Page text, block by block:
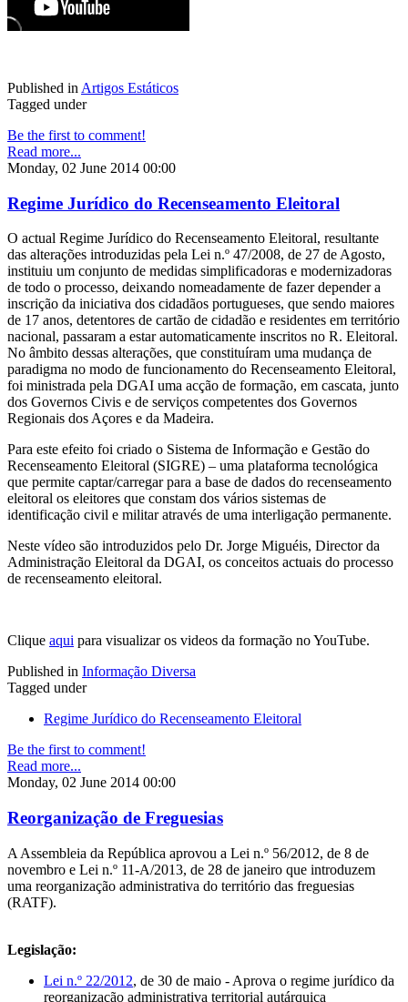
Published in Artigos Estáticos
Tagged under
Be the first to comment!
Read more...
Monday, 02 June 2014 00:00
Regime Jurídico do Recenseamento Eleitoral
O actual Regime Jurídico do Recenseamento Eleitoral, resultante
das alterações introduzidas pela Lei n.º 47/2008, de 27 de Agosto,
instituiu um conjunto de medidas simplificadoras e modernizadoras
de todo o processo, deixando nomeadamente de fazer depender a
inscrição da iniciativa dos cidadãos portugueses, que sendo maiores
de 17 anos, detentores de cartão de cidadão e residentes em território
nacional, passaram a estar automaticamente inscritos no R. Eleitoral.
No âmbito dessas alterações, que constituíram uma mudança de
paradigma no modo de funcionamento do Recenseamento Eleitoral,
foi ministrada pela DGAI uma acção de formação, em cascata, junto
dos Governos Civis e de serviços competentes dos Governos
Regionais dos Açores e da Madeira.
Para este efeito foi criado o Sistema de Informação e Gestão do
Recenseamento Eleitoral (SIGRE) – uma plataforma tecnológica
que permite captar/carregar para a base de dados do recenseamento
eleitoral os eleitores que constam dos vários sistemas de
identificação civil e militar através de uma interligação permanente.
Neste vídeo são introduzidos pelo Dr. Jorge Miguéis, Director da
Administração Eleitoral da DGAI, os conceitos actuais do processo
de recenseamento eleitoral.
Clique aqui para visualizar os videos da formação no YouTube.
Published in Informação Diversa
Tagged under
Regime Jurídico do Recenseamento Eleitoral
Be the first to comment!
Read more...
Monday, 02 June 2014 00:00
Reorganização de Freguesias
A Assembleia da República aprovou a Lei n.º 56/2012, de 8 de
novembro e Lei n.º 11-A/2013, de 28 de janeiro que introduzem
uma reorganização administrativa do território das freguesias
(RATF).
Legislação:
Lei n.º 22/2012, de 30 de maio - Aprova o regime jurídico da
reorganização administrativa territorial autárquica